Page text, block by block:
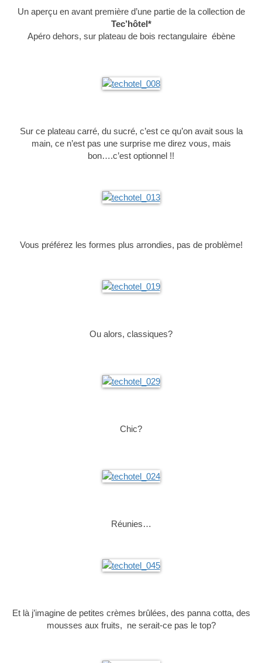
Un aperçu en avant première d’une partie de la collection de
Tec’hôtel*
Apéro dehors, sur plateau de bois rectangulaire ébène
Sur ce plateau carré, du sucré, c’est ce qu’on avait sous la
main, ce n’est pas une surprise me direz vous, mais
bon….c’est optionnel !!
Vous préférez les formes plus arrondies, pas de problème!
Ou alors, classiques?
Chic?
Réunies…
Et là j’imagine de petites crèmes brûlées, des panna cotta, des
mousses aux fruits, ne serait-ce pas le top?